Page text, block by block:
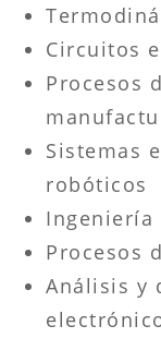
Circuitos
Procesos
Sistemas
robóticos
Ingeniería
Procesos
Análisis y